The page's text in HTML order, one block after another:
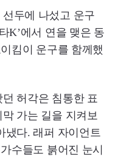
두에 나섰고 운구
K’에서 연을 맺은 동
킴이 운구를 함께했
허각은 침통한 표
가는 길을 지켜보
냈다. 래퍼 자이언트
수들도 붉어진 눈시